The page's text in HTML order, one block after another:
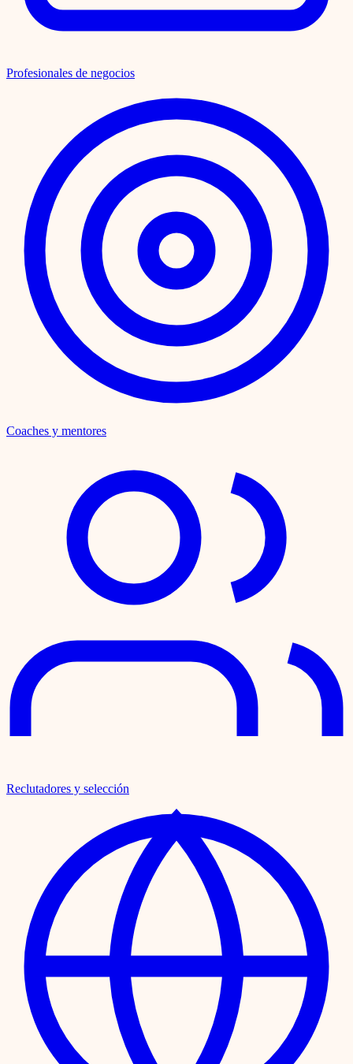
Profesionales de negocios
Coaches y mentores
Reclutadores y selección